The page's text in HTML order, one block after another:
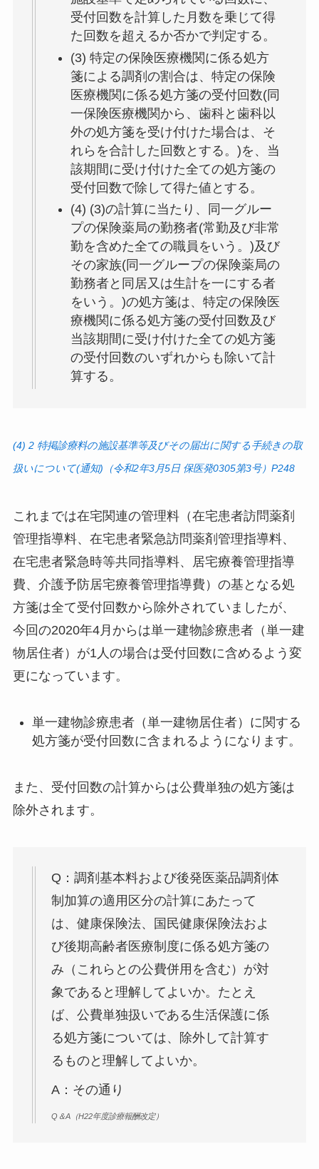
受付回数を計算した月数を乗じて得
た回数を超えるか否かで判定する。
(3) 特定の保険医療機関に係る処方
箋による調剤の割合は、特定の保険
医療機関に係る処方箋の受付回数(同
一保険医療機関から、歯科と歯科以
外の処方箋を受け付けた場合は、そ
れらを合計した回数とする 。)を、当
該期間に受け付けた全ての処方箋の
受付回数で除して得た値とする。
(4) (3)の計算に当たり、
同一グルー
プの保険薬局の勤務者(常勤及び非常
勤を含めた全ての職員をいう。)及び
その家族(同一グループの保険薬局の
勤務者と同居又は生計を一にする者
をいう。)の処方箋は、特定の保険医
療機関に係る処方箋の受付回数及び
当該期間に受け付けた全ての処方箋
の受付回数のいずれからも除いて計
算する。
(4) 2 特掲診療料の施設基準等及びその届出に関する手続きの取
扱いについて(通知)（令和2年3月5日 保医発0305第3号）P248
これまでは在宅関連の管理料（在宅患者訪問薬剤
管理指導料、在宅患者緊急訪問薬剤管理指導料、
在宅患者緊急時等共同指導料、居宅療養管理指導
費、介護予防居宅療養管理指導費）の基となる処
方箋は全て受付回数から除外されていましたが、
今回の2020年4月からは単一建物診療患者（単一建
物居住者）が1人の場合は受付回数に含めるよう変
更になっています。
単一建物診療患者（単一建物居住者）に関する
処方箋が受付回数に含まれるようになります。
また、受付回数の計算からは公費単独の処方箋は
除外されます。
Q：調剤基本料および後発医薬品調剤体
制加算の適用区分の計算にあたって
は、健康保険法、国民健康保険法およ
び後期高齢者医療制度に係る処方箋の
み（これらとの公費併用を含む）が対
象であると理解してよいか。たとえ
ば、公費単独扱いである生活保護に係
る処方箋については、除外して計算す
るものと理解してよいか。
A：その通り
Q＆A（H22年度診療報酬改定）